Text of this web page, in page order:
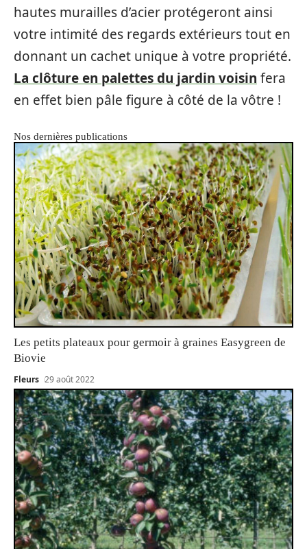
hautes murailles d’acier protégeront ainsi
votre intimité des regards extérieurs tout en
donnant un cachet unique à votre propriété.
La clôture en palettes du jardin voisin fera
en effet bien pâle figure à côté de la vôtre !
Nos dernières publications
Les petits plateaux pour germoir à graines Easygreen de
Biovie
Fleurs 29 août 2022